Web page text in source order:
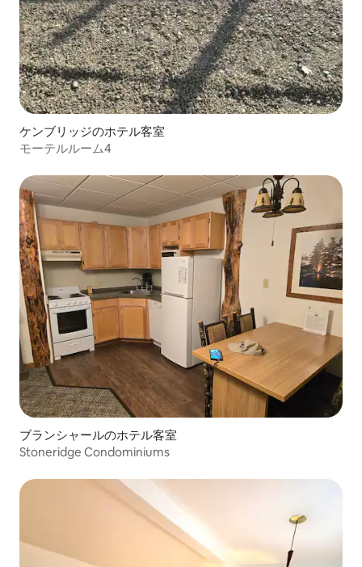
ケンブリッジのホテル客室
モーテルルーム4
ブランシャールのホテル客室
Stoneridge Condominiums